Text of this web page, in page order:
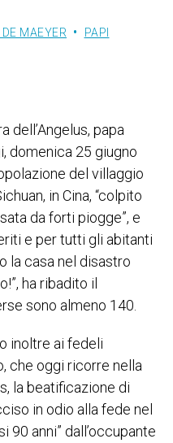
DE MAEYER PAPI
dell’Angelus, papa
domenica 25 giugno
del villaggio
in Cina, “colpito
da forti piogge”, e
e per tutti gli abitanti
la casa nel disastro
ha ribadito il
sono almeno 140.
inoltre ai fedeli
che oggi ricorre nella
la beatificazione di
in odio alla fede nel
90 anni” dall’occupante